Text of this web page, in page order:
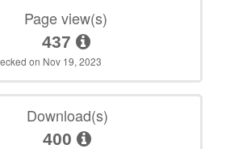
Page view(s)
437
on Nov 19, 2023
Download(s)
400